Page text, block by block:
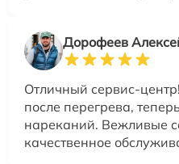
Дорофеев
Отличный сервис-
после перегрева,
нареканий. Вежливые
качественное